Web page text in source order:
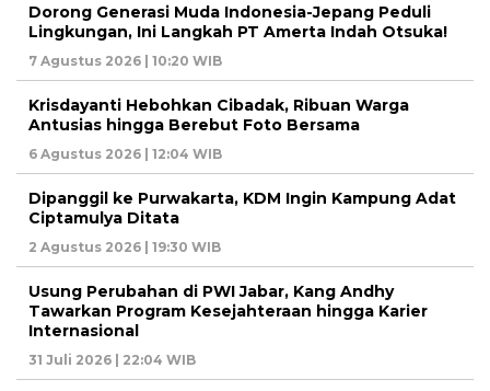
Dorong Generasi Muda Indonesia-Jepang Peduli
Lingkungan, Ini Langkah PT Amerta Indah Otsuka!
7 Agustus 2026 | 10:20 WIB
Krisdayanti Hebohkan Cibadak, Ribuan Warga
Antusias hingga Berebut Foto Bersama
6 Agustus 2026 | 12:04 WIB
Dipanggil ke Purwakarta, KDM Ingin Kampung Adat
Ciptamulya Ditata
2 Agustus 2026 | 19:30 WIB
Usung Perubahan di PWI Jabar, Kang Andhy
Tawarkan Program Kesejahteraan hingga Karier
Internasional
31 Juli 2026 | 22:04 WIB